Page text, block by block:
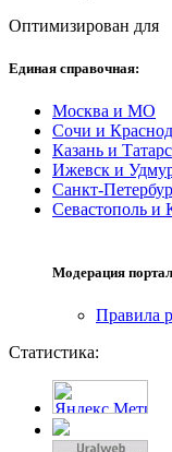
Оптимизирован для
Единая справочная:
Москва и МО
Сочи и
Казань и
Ижевск и
Санкт-
Севастополь и
Модерация
Правила
Статистика: